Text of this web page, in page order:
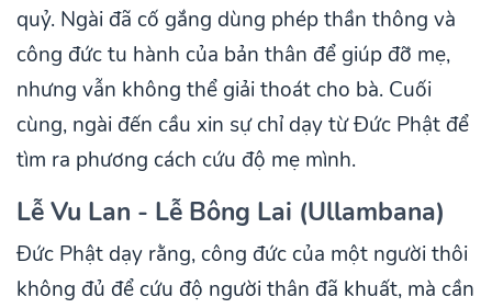
quỷ. Ngài đã cố gắng dùng phép thần thông và
công đức tu hành của bản thân để giúp đỡ mẹ,
nhưng vẫn không thể giải thoát cho bà. Cuối
cùng, ngài đến cầu xin sự chỉ dạy từ Đức Phật để
tìm ra phương cách cứu độ mẹ mình.
Lễ Vu Lan - Lễ Bông Lai (Ullambana)
Đức Phật dạy rằng, công đức của một người thôi
không đủ để cứu độ người thân đã khuất, mà cần